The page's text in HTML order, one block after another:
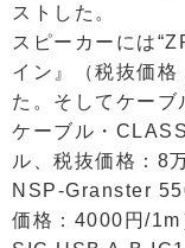
ストした。
スピーカーには
イン』（税抜価
た。そしてケーブ
ケーブル・
ル、税抜価格：8
NSP-Granster
価格：4000円/1m